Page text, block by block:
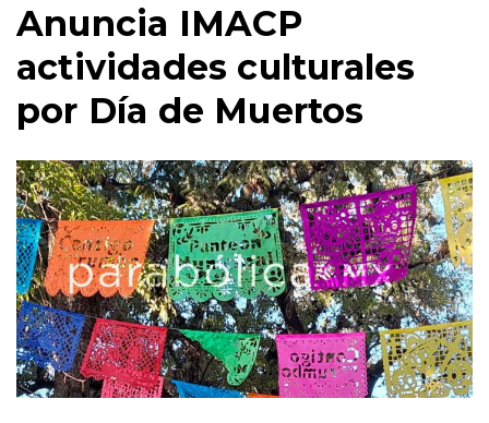
Anuncia IMACP
actividades culturales
por Día de Muertos